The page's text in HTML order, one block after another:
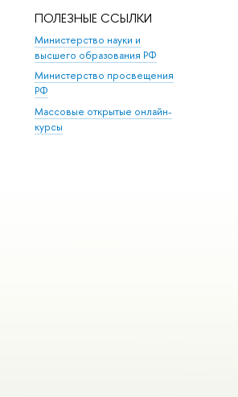
ПОЛЕЗНЫЕ ССЫЛКИ
Министерство науки и
высшего образования РФ
Министерство просвещения
РФ
Массовые открытые онлайн-
курсы